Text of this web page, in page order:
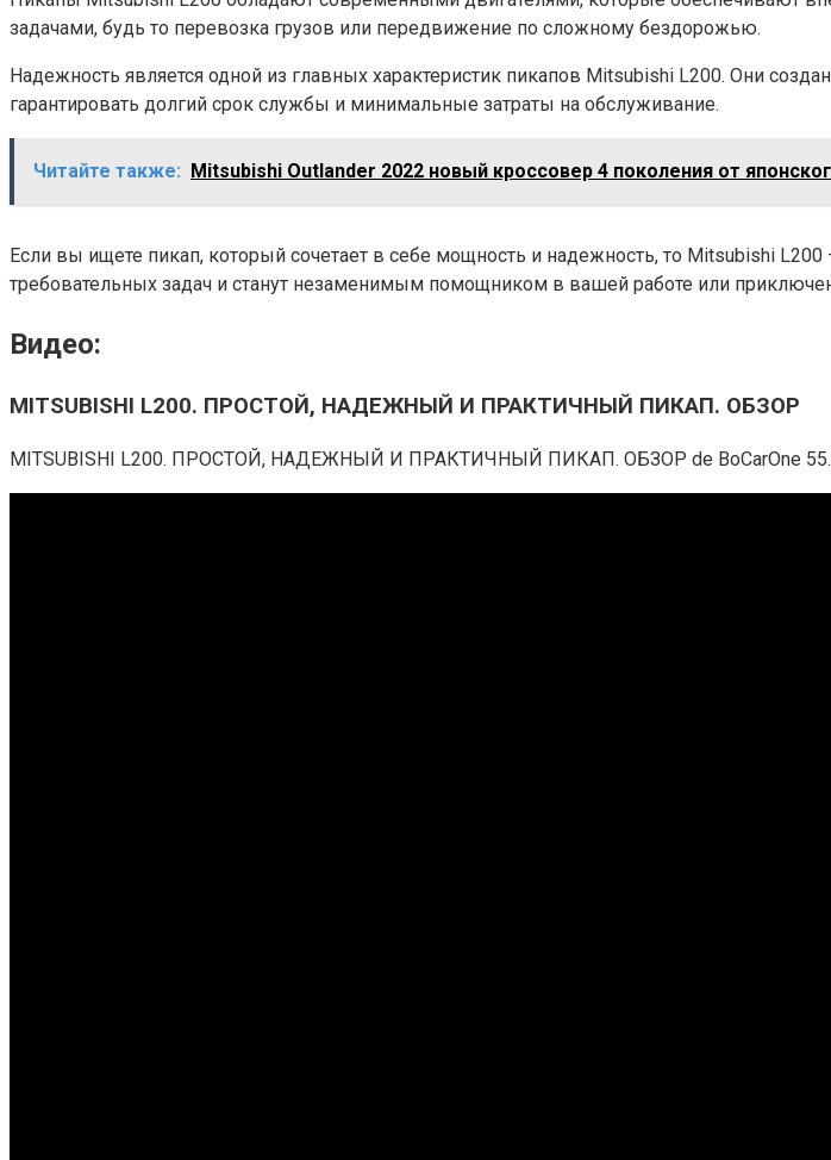
задачами, будь то перевозка грузов или передвижение по сложному бездорожью.
Надежность является одной из главных характеристик пикапов Mitsubishi L200. Они
гарантировать долгий срок службы и минимальные затраты на обслуживание.
Читайте также: Mitsubishi Outlander 2022 новый кроссовер 4 поколения от
Если вы ищете пикап, который сочетает в себе мощность и надежность, то Mitsubishi
требовательных задач и станут незаменимым помощником в вашей работе или
Видео:
MITSUBISHI L200. ПРОСТОЙ, НАДЕЖНЫЙ И ПРАКТИЧНЫЙ ПИКАП. ОБЗОР
MITSUBISHI L200. ПРОСТОЙ, НАДЕЖНЫЙ И ПРАКТИЧНЫЙ ПИКАП. ОБЗОР de BoCarOne